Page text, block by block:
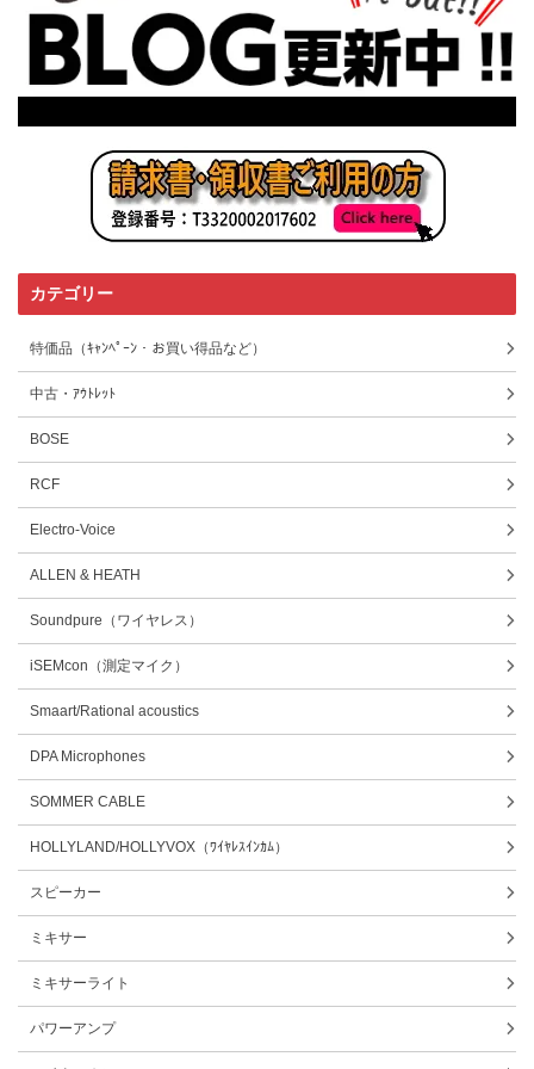
カテゴリー
特価品（ｷｬﾝﾍﾟｰﾝ・お買い得品など）
中古・ｱｳﾄﾚｯﾄ
BOSE
RCF
Electro-Voice
ALLEN & HEATH
Soundpure（ワイヤレス）
iSEMcon（測定マイク）
Smaart/Rational acoustics
DPA Microphones
SOMMER CABLE
HOLLYLAND/HOLLYVOX（ﾜｲﾔﾚｽｲﾝｶﾑ）
スピーカー
ミキサー
ミキサーライト
パワーアンプ